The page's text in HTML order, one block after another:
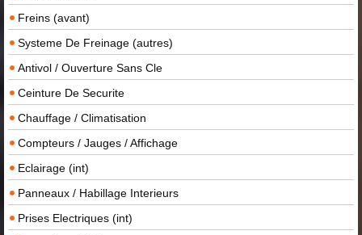
Freins (avant)
Systeme De Freinage (autres)
Antivol / Ouverture Sans Cle
Ceinture De Securite
Chauffage / Climatisation
Compteurs / Jauges / Affichage
Eclairage (int)
Panneaux / Habillage Interieurs
Prises Electriques (int)